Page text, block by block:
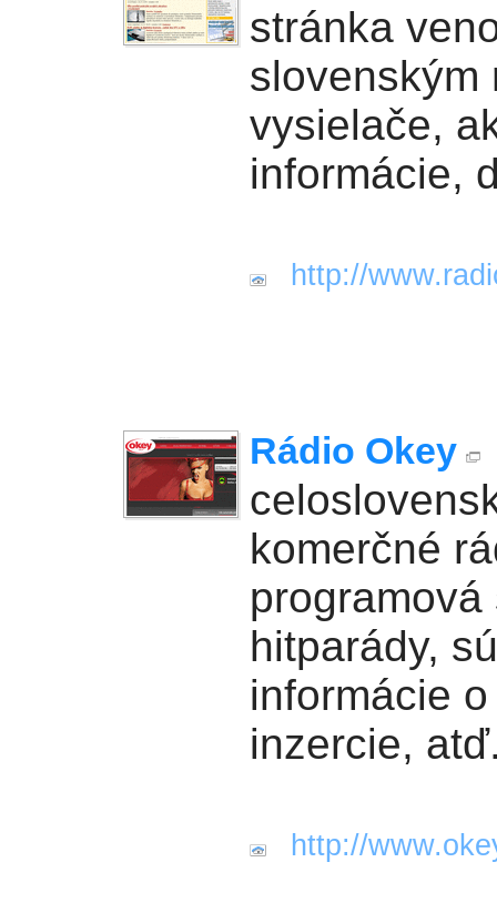
stránka
slovenským
vysielače,
informácie,
http://
Rádio Okey
komerčné
hitparády,
informácie
inzercie,
http://